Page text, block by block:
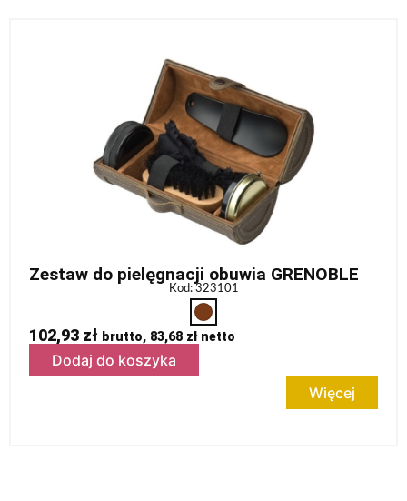
Zestaw do pielęgnacji obuwia GRENOBLE
Kod: 323101
102,93 zł brutto, 83,68 złnetto
Dodaj do koszyka
Więcej